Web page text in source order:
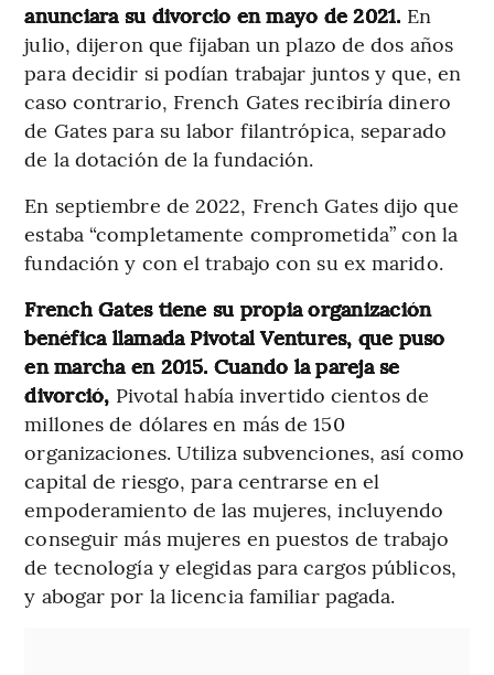
anunciara su divorcio en mayo de 2021. En
julio, dijeron que fijaban un plazo de dos años
para decidir si podían trabajar juntos y que, en
caso contrario, French Gates recibiría dinero
de Gates para su labor filantrópica, separado
de la dotación de la fundación.
En septiembre de 2022, French Gates dijo que
estaba “completamente comprometida” con la
fundación y con el trabajo con su ex marido.
French Gates tiene su propia organización
benéfica llamada Pivotal Ventures, que puso
en marcha en 2015. Cuando la pareja se
divorció, Pivotal había invertido cientos de
millones de dólares en más de 150
organizaciones. Utiliza subvenciones, así como
capital de riesgo, para centrarse en el
empoderamiento de las mujeres, incluyendo
conseguir más mujeres en puestos de trabajo
de tecnología y elegidas para cargos públicos,
y abogar por la licencia familiar pagada.